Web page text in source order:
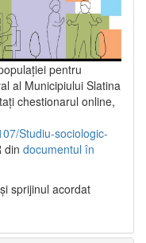
pentru
al Municipiului Slatina
chestionarul online,
Studiu-sociologic-
din documentul în
sprijinul acordat